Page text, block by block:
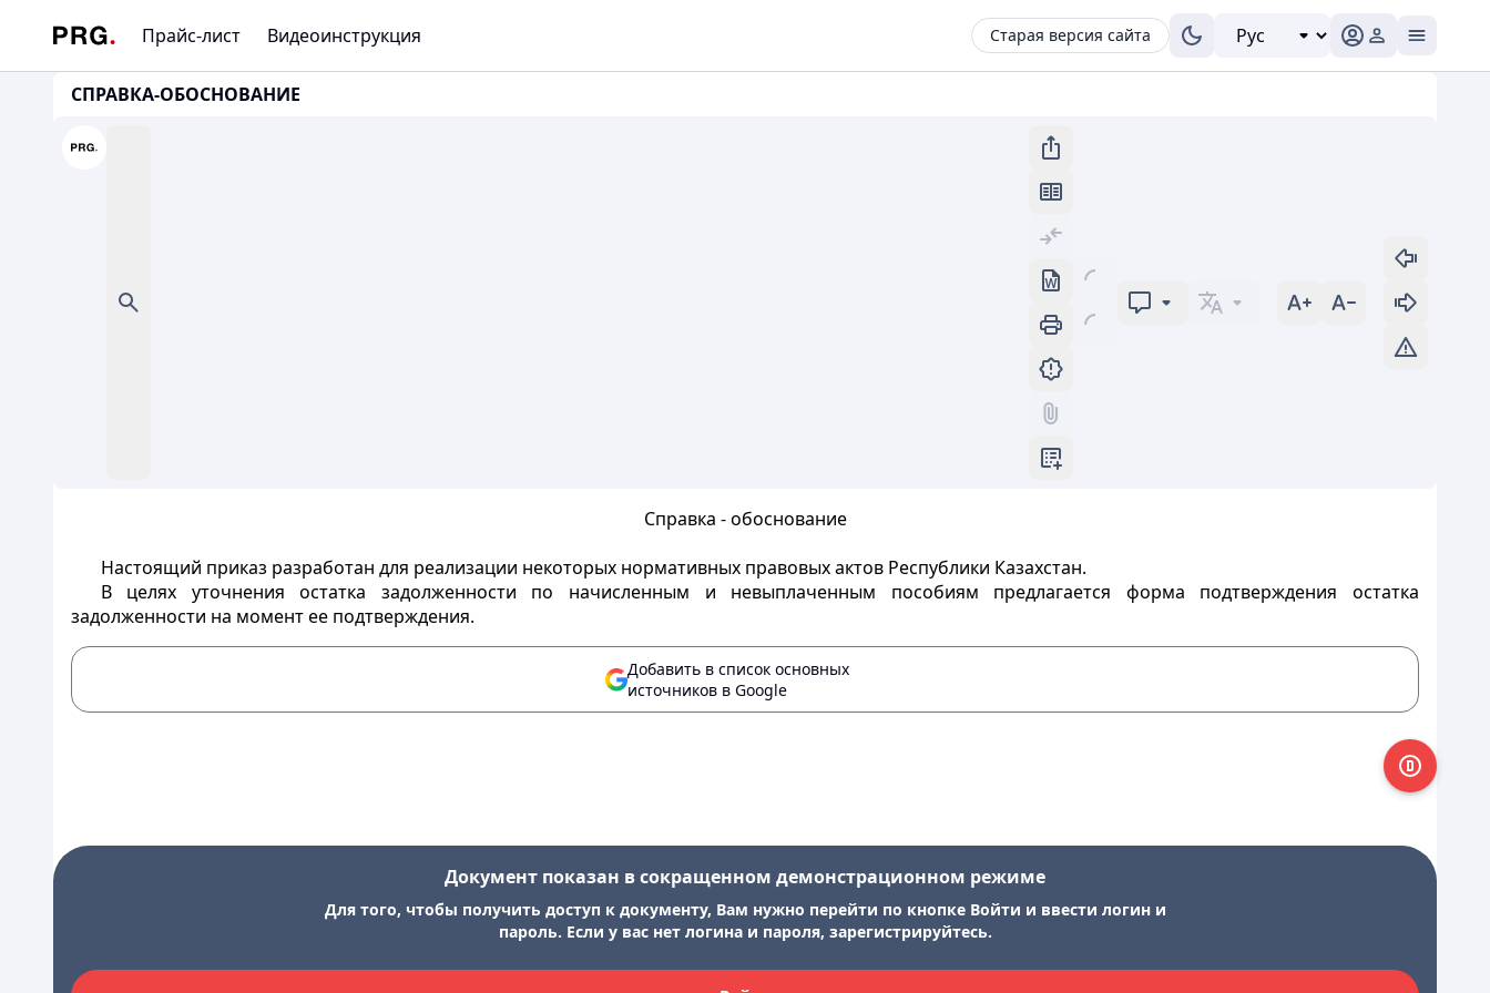
Прайс-лист Видеоинструкция Старая версия сайта
СПРАВКА-ОБОСНОВАНИЕ
Справка - обоснование
Настоящий приказ разработан для реализации некоторых нормативных правовых актов Республики Казахстан.
В целях уточнения остатка задолженности по начисленным и невыплаченным пособиям предлагается форма подтверждения остатка
задолженности на момент ее подтверждения.
Добавить в список основных
источников в Google
Документ показан в сокращенном демонстрационном режиме
Для того, чтобы получить доступ к документу, Вам нужно перейти по кнопке Войти и ввести логин и
пароль. Если у вас нет логина и пароля, зарегистрируйтесь.